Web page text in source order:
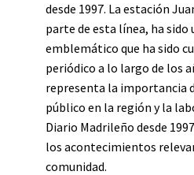
desde 1997. La estación
parte de esta línea, ha sido
emblemático que ha sido
periódico a lo largo de los
representa la importancia
público en la región y la
Diario Madrileño desde
los acontecimientos
comunidad.